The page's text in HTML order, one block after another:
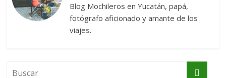
Blog Mochileros en Yucatán, papá,
fotógrafo aficionado y amante de los
viajes.